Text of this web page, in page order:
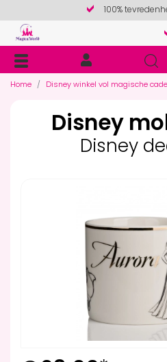
100%
Home Disney winkel vol magische
Disney
Disney